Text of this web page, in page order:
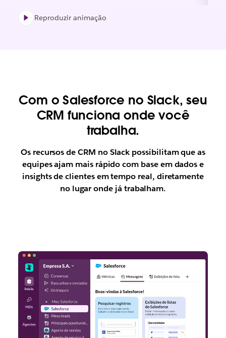
Reproduzir animação
Com o Salesforce no Slack, seu
CRM funciona onde você
trabalha.
Os recursos de CRM no Slack possibilitam que as
equipes ajam mais rápido com base em dados e
insights de clientes em tempo real, diretamente
no lugar onde já trabalham.